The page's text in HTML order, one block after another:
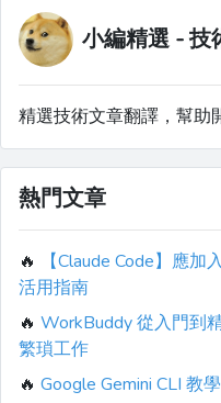
小編精選 - 技
精選技術文章翻譯，幫助
熱門文章
🔥
【Claude Code】應
活用指南
🔥 WorkBuddy 從入門到
繁瑣工作
🔥 Google Gemini CLI 教